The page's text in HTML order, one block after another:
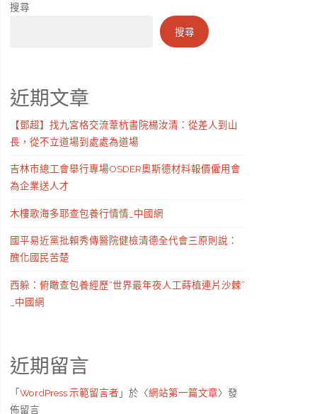
搜尋
搜尋
近期文章
【鄧超】找九宮格交流葦杭書院楊汝清：從差人到山
長，從不立道場到處處為道場
吉林市總工會舉行專場OSDER奧斯德材料報價僱用會
為企業送人才
木樓歌海多耶查包養行情情_中國網
國平易近黨批賴秀傳醫院健檢清德全代會三原則說：
醜化國民苦楚
西躲：俯瞰查包養經歷“世界最年夜人工蒔植連片沙棘”
_中國網
近期留言
「WordPress 示範留言者 」於〈網站第一篇文章〉發
佈留言